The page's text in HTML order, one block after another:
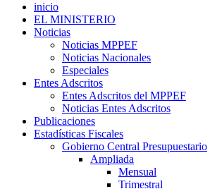
inicio
EL MINISTERIO
Noticias
Noticias MPPEF
Noticias Nacionales
Especiales
Entes Adscritos
Entes Adscritos del MPPEF
Noticias Entes Adscritos
Publicaciones
Estadísticas Fiscales
Gobierno Central Presupuestario
Ampliada
Mensual
Trimestral